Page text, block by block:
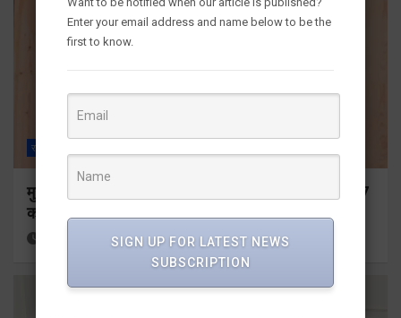
राज्य
मुख्यमंत्री ने प्रदान की विभिन्न विकास योजनाओं के लिए 1967
करोड़ की वित्तीय स्वीकृति
13 hours ago Viri Gairola
Enter your email address and name below to be the
first to know.
SIGN UP FOR LATEST NEWS
SUBSCRIPTION